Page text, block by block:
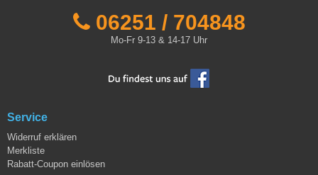
06251 / 704848
Mo-Fr 9-13 & 14-17 Uhr
Service
Widerruf erklären
Merkliste
Rabatt-Coupon einlösen